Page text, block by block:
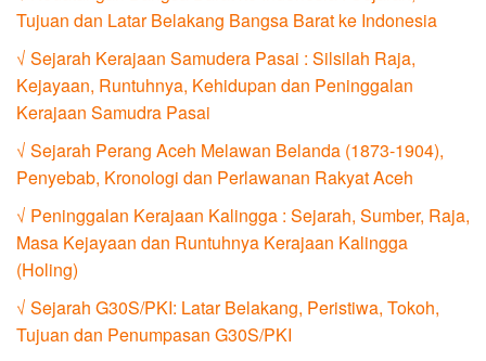
Tujuan dan Latar Belakang Bangsa Barat ke Indonesia
√ Sejarah Kerajaan Samudera Pasai : Silsilah Raja,
Kejayaan, Runtuhnya, Kehidupan dan Peninggalan
Kerajaan Samudra Pasai
√ Sejarah Perang Aceh Melawan Belanda (1873-1904),
Penyebab, Kronologi dan Perlawanan Rakyat Aceh
√ Peninggalan Kerajaan Kalingga : Sejarah, Sumber, Raja,
Masa Kejayaan dan Runtuhnya Kerajaan Kalingga
(Holing)
√ Sejarah G30S/PKI: Latar Belakang, Peristiwa, Tokoh,
Tujuan dan Penumpasan G30S/PKI